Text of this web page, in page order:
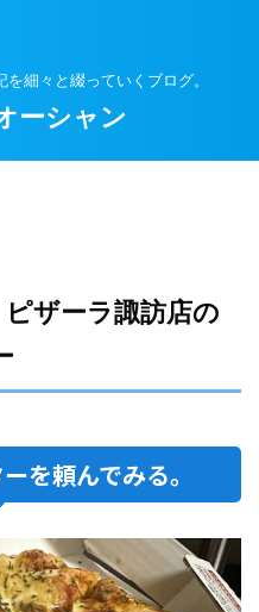
細々と綴っていくブログ。
ーシャン
ザーラ諏訪店の
を頼んでみる。